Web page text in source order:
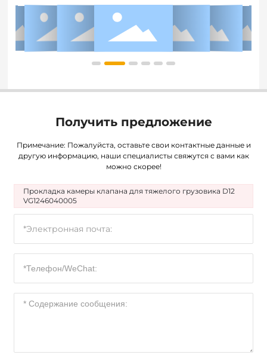
Получить предложение
Примечание: Пожалуйста, оставьте свои контактные данные и
другую информацию, наши специалисты свяжутся с вами как
можно скорее!
Прокладка камеры клапана для тяжелого грузовика D12
VG1246040005